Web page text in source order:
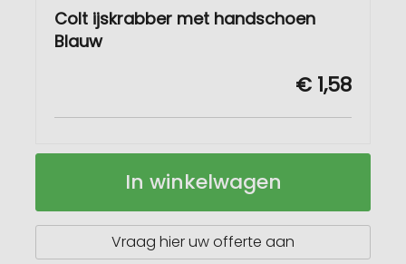
Colt ijskrabber met handschoen
Blauw
€ 1,58
Colt
handschoen
Op
In winkelwagen
Vraag hier uw offerte aan